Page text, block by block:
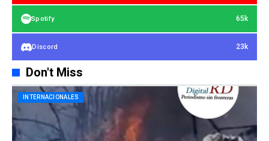
Spotify 65k
Discord 23k
Don't Miss
INTERNACIONALES